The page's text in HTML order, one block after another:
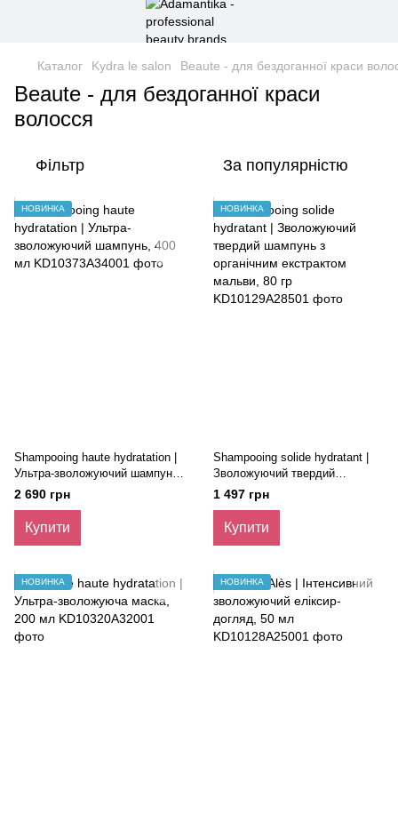
Каталог Kydra le salon Beaute - для бездоганної краси
Beaute - для бездоганної краси
волосся
Фільтр За популярністю
НОВИНКА
Shampooing haute hydratation |
Ультра-зволожуючий шампунь,
400 мл
2 690 грн
Купити
НОВИНКА
Shampooing solide hydratant |
Зволожуючий твердий
шампунь з органічним
екстрактом мальви, 80 гр
1 497 грн
Купити
НОВИНКА НОВИНКА